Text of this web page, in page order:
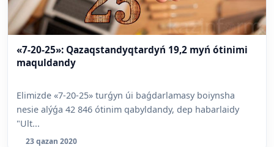
«7-20-25»: Qazaqstandyqtardyń 19,2 myń ótinimi
maquldandy
Elimizde «7-20-25» turǵyn úi baǵdarlamasy boiynsha
nesie alýǵa 42 846 ótinim qabyldandy, dep habarlaidy
"Ult...
23 qazan 2020